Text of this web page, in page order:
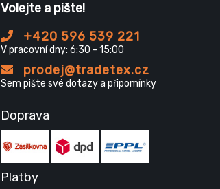
Volejte a pište!
+420 596 539 221
V pracovní dny: 6:30 - 15:00
prodej@tradetex.cz
Sem pište své dotazy a připomínky
Doprava
Platby